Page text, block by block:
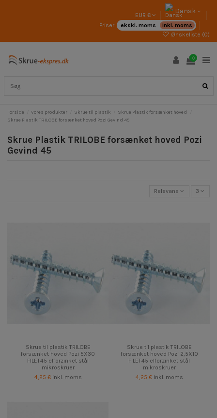
EUR € Dansk
Priser: ekskl. moms
inkl. moms
Ønskeliste (0)
0
Forside Vores produkter Skrue til plastik
Skrue Plastik forsænket hoved
Skrue Plastik TRILOBE forsænket hoved Pozi Gevind 45
Skrue Plastik TRILOBE forsænket hoved Pozi
Gevind 45
Relevans 3
Skrue til plastik TRILOBE
forsænket hoved Pozi 5X30
FILET45 elforzinket stål
mikroskruer
4,25 € inkl. moms
Skrue til plastik TRILOBE
forsænket hoved Pozi 2,5X10
FILET45 elforzinket stål
mikroskruer
4,25 € inkl. moms